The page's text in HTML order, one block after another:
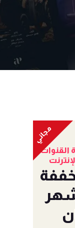
مجاني
القنوات